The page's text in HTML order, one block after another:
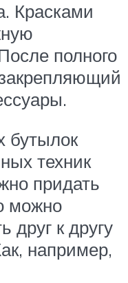
Красками
полного
бутылок
техник
придать
можно
друг к другу
например,